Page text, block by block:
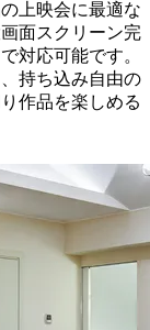
上映会に最適な
面スクリーン完
対応可能です。
持ち込み自由の
作品を楽しめる